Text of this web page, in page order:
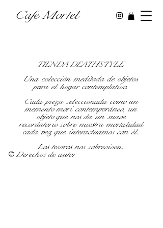
Cafe Mortel
TIENDA DEATHSTYLE
Una colección meditada de objetos
para el hogar contemplativo.
Cada pieza seleccionada como un
memento mori contemporáneo, un
objeto que nos da un suave
recordatorio sobre nuestra mortalidad
cada vez que interactuamos con él.
Los tesoros nos sobreviven.
© Derechos de autor